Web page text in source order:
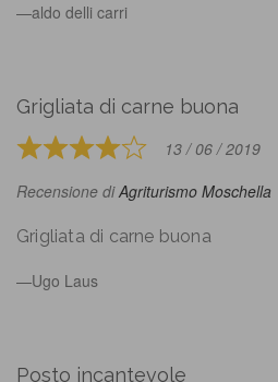
aldo delli carri
Grigliata di carne buona
Rated
4
of
13 / 06 / 2019
Recensione diAgriturismo Moschella
Grigliata di carne buona
Ugo Laus
Posto incantevole